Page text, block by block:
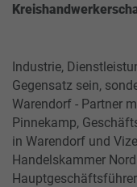
Industrie,
Gegensatz sein,
Warendorf - Partner
Pinnekamp,
in Warendorf und
Handelskammer